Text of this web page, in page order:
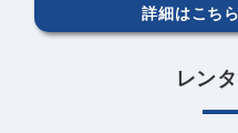
詳細はこち
レン